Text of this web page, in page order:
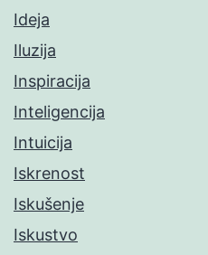
Ideja
Iluzija
Inspiracija
Inteligencija
Intuicija
Iskrenost
Iskušenje
Iskustvo